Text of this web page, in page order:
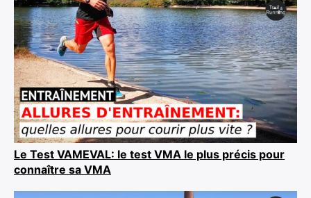
Le Test VAMEVAL: le test VMA le plus précis pour
connaître sa VMA